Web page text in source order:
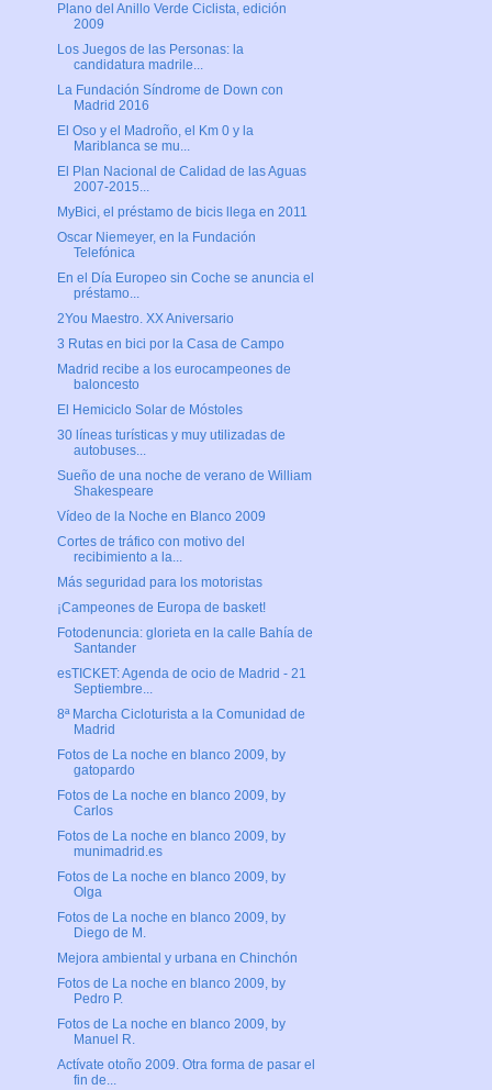
Plano del Anillo Verde Ciclista, edición
2009
Los Juegos de las Personas: la
candidatura madrile...
La Fundación Síndrome de Down con
Madrid 2016
El Oso y el Madroño, el Km 0 y la
Mariblanca se mu...
El Plan Nacional de Calidad de las Aguas
2007-2015...
MyBici, el préstamo de bicis llega en 2011
Oscar Niemeyer, en la Fundación
Telefónica
En el Día Europeo sin Coche se anuncia el
préstamo...
2You Maestro. XX Aniversario
3 Rutas en bici por la Casa de Campo
Madrid recibe a los eurocampeones de
baloncesto
El Hemiciclo Solar de Móstoles
30 líneas turísticas y muy utilizadas de
autobuses...
Sueño de una noche de verano de William
Shakespeare
Vídeo de la Noche en Blanco 2009
Cortes de tráfico con motivo del
recibimiento a la...
Más seguridad para los motoristas
¡Campeones de Europa de basket!
Fotodenuncia: glorieta en la calle Bahía de
Santander
esTICKET: Agenda de ocio de Madrid - 21
Septiembre...
8ª Marcha Cicloturista a la Comunidad de
Madrid
Fotos de La noche en blanco 2009, by
gatopardo
Fotos de La noche en blanco 2009, by
Carlos
Fotos de La noche en blanco 2009, by
munimadrid.es
Fotos de La noche en blanco 2009, by
Olga
Fotos de La noche en blanco 2009, by
Diego de M.
Mejora ambiental y urbana en Chinchón
Fotos de La noche en blanco 2009, by
Pedro P.
Fotos de La noche en blanco 2009, by
Manuel R.
Actívate otoño 2009. Otra forma de pasar el
fin de...